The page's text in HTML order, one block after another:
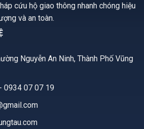
cứu hộ giao thông nhanh chóng hiệu
và an toàn.
Nguyễn An Ninh, Thành Phố Vũng
0934 07 07 19